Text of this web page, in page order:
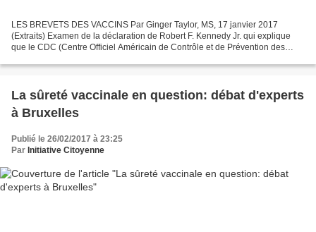
LES BREVETS DES VACCINS Par Ginger Taylor, MS, 17 janvier 2017
(Extraits) Examen de la déclaration de Robert F. Kennedy Jr. qui explique
que le CDC (Centre Officiel Américain de Contrôle et de Prévention des
La sûreté vaccinale en question: débat d'experts
à Bruxelles
Publié le 26/02/2017 à 23:25
Par Initiative Citoyenne